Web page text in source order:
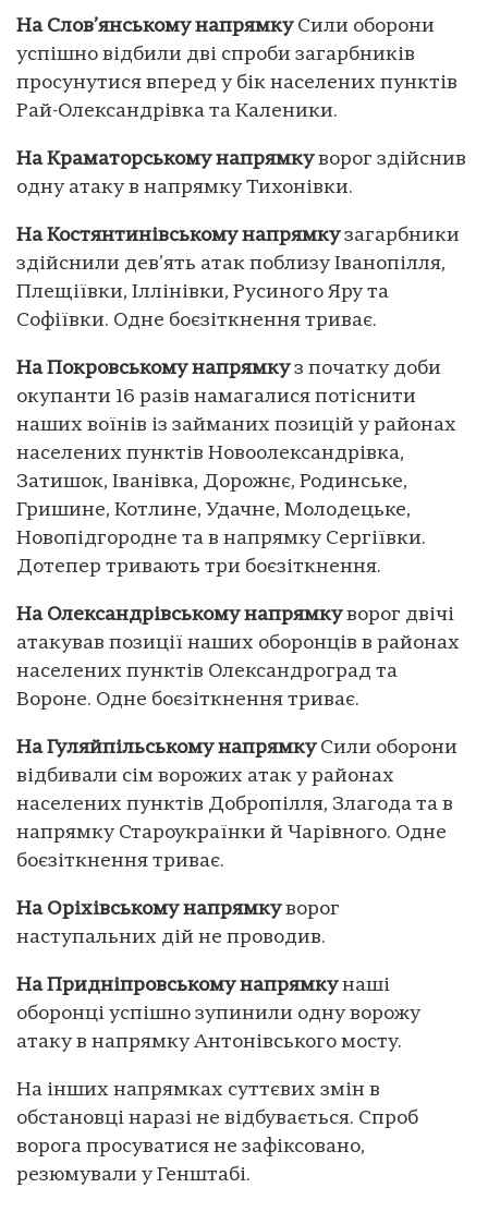
На Слов’янському напрямкуСили оборони
успішно відбили дві спроби загарбників
просунутися вперед у бік населених пунктів
Рай-Олександрівка та Каленики.
На Краматорському напрямкуворог здійснив
одну атаку в напрямку Тихонівки.
На Костянтинівському напрямкузагарбники
здійснили дев’ять атак поблизу Іванопілля,
Плещіївки, Іллінівки, Русиного Яру та
Софіївки. Одне боєзіткнення триває.
На Покровському напрямкуз початку доби
окупанти 16 разів намагалися потіснити
наших воїнів із займаних позицій у районах
населених пунктів Новоолександрівка,
Затишок, Іванівка, Дорожнє, Родинське,
Гришине, Котлине, Удачне, Молодецьке,
Новопідгородне та в напрямку Сергіївки.
Дотепер тривають три боєзіткнення.
На Олександрівському напрямкуворог двічі
атакував позиції наших оборонців в районах
населених пунктів Олександроград та
Вороне. Одне боєзіткнення триває.
На Гуляйпільському напрямкуСили оборони
відбивали сім ворожих атак у районах
населених пунктів Добропілля, Злагода та в
напрямку Староукраїнки й Чарівного. Одне
боєзіткнення триває.
На Оріхівському напрямкуворог
наступальних дій не проводив.
На Придніпровському напрямкунаші
оборонці успішно зупинили одну ворожу
атаку в напрямку Антонівського мосту.
На інших напрямках суттєвих змін в
обстановці наразі не відбувається. Спроб
ворога просуватися не зафіксовано,
резюмували у Генштабі.